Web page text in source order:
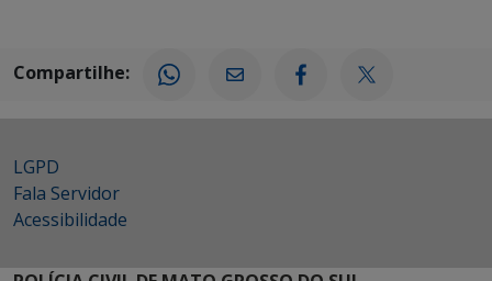
Compartilhe:
LGPD
Fala Servidor
Acessibilidade